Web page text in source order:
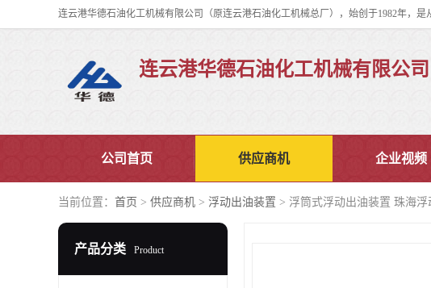
连云港华德石油化工机械有限公司
公司首页 供应商机 企业视频
当前位置： 首页 > 供应商机 > 浮动出油装置 > 浮筒式浮动出油装置 珠海浮
产品分类 Product